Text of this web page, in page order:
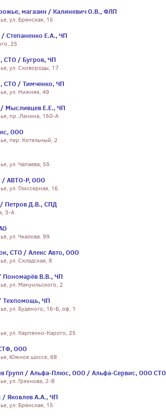
магазин / Калиневич О.В., ФЛП
ул. Брянская, 15
Степаненко Е.А., ЧП
25
СТО / Бугров, ЧП
ул. Сковороды, 17
СТО / Тимченко, ЧП
ул. Нижняя, 49
Мысливцев Е.Е., ЧП
пр. Ленина, 150-А
ООО
пер. Котельный, 2
ул. Чапаева, 55
/ АВТО-Р, ООО
ул. Глиссерная, 16
Петров Д.В., СПД
3-А
ул. Чкалова. 99
СТО / Алекс Авто, ООО
ул. Складская, 8
Пономарёв В.В., ЧП
ул. Мануильского, 2
Техпомощь, ЧП
ул. Буденого, 16-Б, оф. 1
ул. Карпенко-Карого, 25
ООО
Южное шоссе, 68
Групп / Альфа-Плюс, ООО / Альфа-Сервис, ООО СТО
ул. Грязнова, 2-В
/ Яковлев А.А., ЧП
ул. Брянская, 15